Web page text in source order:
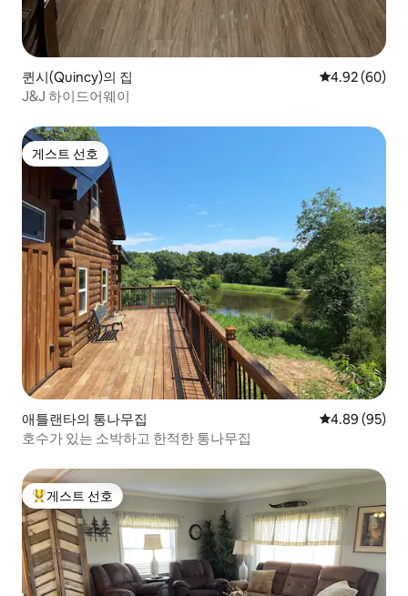
퀸시(Quincy)의 집 평점 4.92점(5
4.92 (60)
J&J 하이드어웨이
게스트 선호
게스트 선호
애틀랜타의 통나무집 평점 4.89점(5
4.89 (95)
호수가 있는 소박하고 한적한 통나무집
상위 게스트 선호
게스트 선호